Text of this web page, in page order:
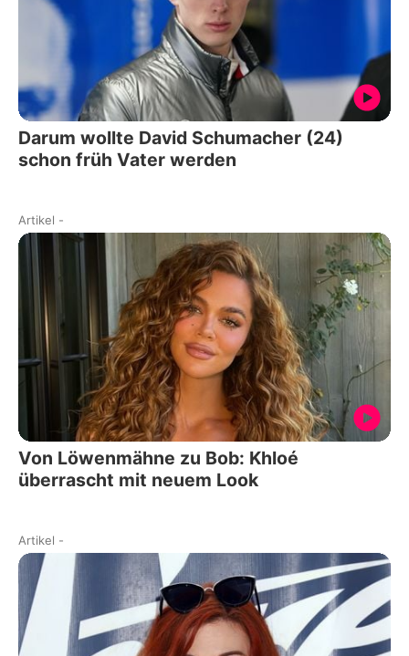
Darum wollte David Schumacher (24)
schon früh Vater werden
Artikel -
Von Löwenmähne zu Bob: Khloé
überrascht mit neuem Look
Artikel -